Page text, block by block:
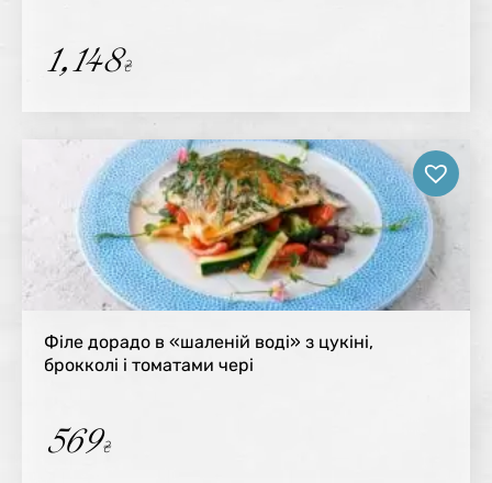
1,148₴
Філе дорадо в «шаленій воді» з цукіні,
брокколі і томатами чері
569₴